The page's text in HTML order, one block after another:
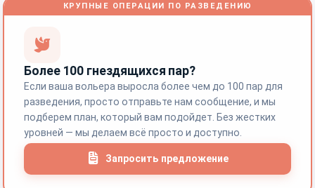
КРУПНЫЕ ОПЕРАЦИИ ПО РАЗВЕДЕНИЮ
Более 100 гнездящихся пар?
Если ваша вольера выросла более чем до 100 пар для
разведения, просто отправьте нам сообщение, и мы
подберем план, который вам подойдет. Без жестких
уровней — мы делаем всё просто и доступно.
Запросить предложение